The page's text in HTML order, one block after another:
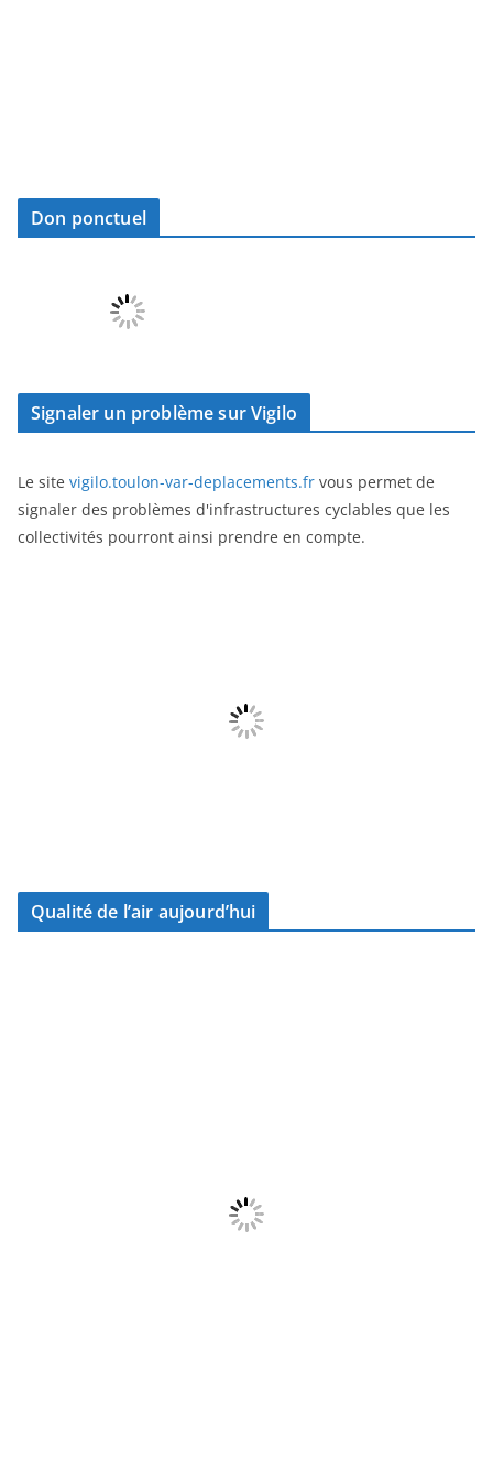
Don ponctuel
Signaler un problème sur Vigilo
Le site vigilo.toulon-var-deplacements.fr vous permet de
signaler des problèmes d'infrastructures cyclables que les
collectivités pourront ainsi prendre en compte.
Qualité de l’air aujourd’hui